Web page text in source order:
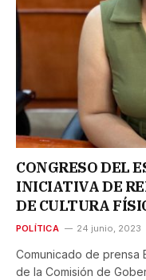
CONGRESO DEL
INICIATIVA DE
DE CULTURA
POLÍTICA 24 junio, 2023
Comunicado de prensa
de la Comisión de